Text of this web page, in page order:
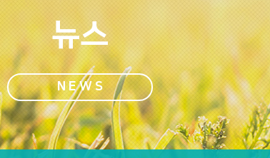
뉴스
NEWS